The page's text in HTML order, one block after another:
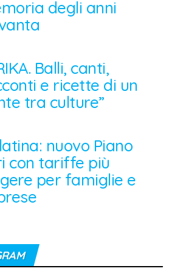
degli anni
Balli, canti,
e ricette di un
tra culture”
nuovo Piano
con tariffe più
per famiglie e